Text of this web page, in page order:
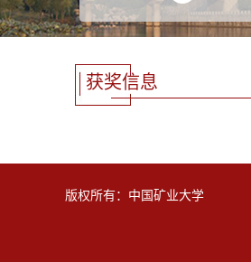
获奖信息
版权所有：中国矿业大学